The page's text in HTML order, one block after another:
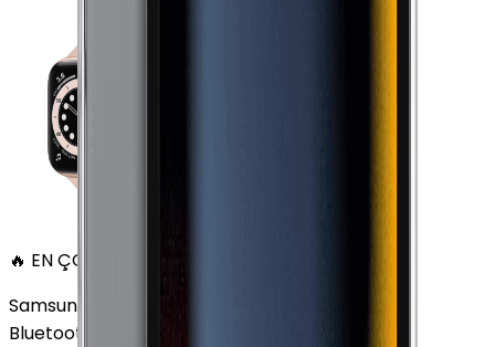
🔥 EN ÇOK SATAN
Samsung Galaxy Watch 7 Alüminyum 44 mm
Bluetooth Wi-Fi Yeşil